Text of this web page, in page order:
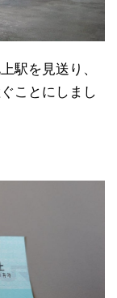
駅を見送り、
ことにしまし